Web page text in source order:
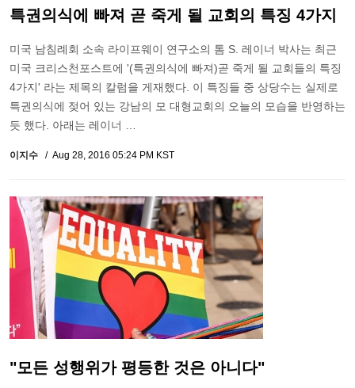
특권의식에 빠져 곧 죽게 될 교회의 특징 4가지
미국 남침례회 소속 라이프웨이 연구소의 톰 S. 레이너 박사는 최근
미국 크리스천포스트에 '(특권의식에 빠져)곧 죽게 될 교회들의 특징
4가지' 라는 제목의 칼럼을 게재했다. 이 특징들 중 상당수는 실제로
특권의식에 젖어 있는 강남의 모 대형교회의 오늘의 모습을 반영하는
듯 했다. 아래는 레이너 …
이지수 Aug 28, 2016 05:24 PM KST
"모든 성행위가 평등한 것은 아니다"